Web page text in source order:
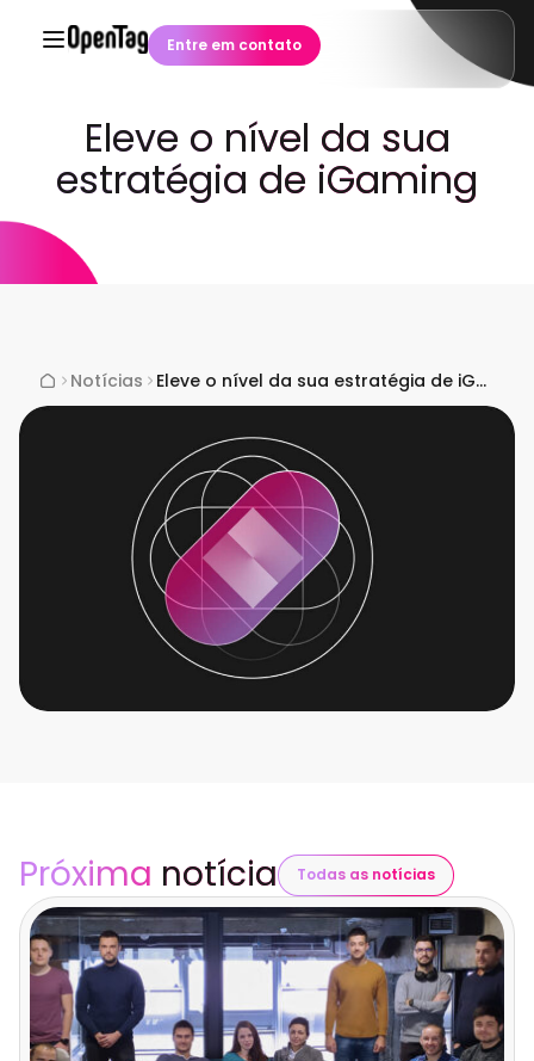
Entre em contato
Eleve o nível da sua
estratégia de iGaming
Notícias Eleve o nível da sua estratégia de iGaming
Próxima notícia Todas as notícias